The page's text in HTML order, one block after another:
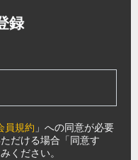
録
員規約 」への同意が必要
だける場合「同意す
ください。